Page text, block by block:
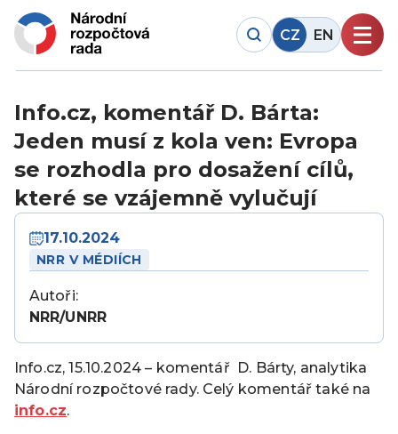
CZ EN
Info.cz, komentář D. Bárta:
Jeden musí z kola ven: Evropa
se rozhodla pro dosažení cílů,
které se vzájemně vylučují
17.10.2024
NRR V MÉDIÍCH
Autoři:
NRR/UNRR
Info.cz, 15.10.2024 – komentář D. Bárty, analytika
Národní rozpočtové rady. Celý komentář také na
info.cz.